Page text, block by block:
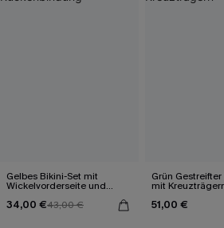
Gelbes Bikini-Set mit
Wickelvorderseite und
34,00 €43,00 €
Grün
mit
51,00 €